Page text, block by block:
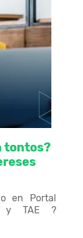
tontos?
en Portal
y TAE ?